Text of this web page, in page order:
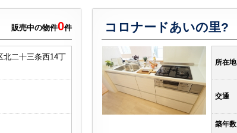
販売中の物件0件
北二十三条西14丁
コロナードあいの里?
所在地
交通
築年数